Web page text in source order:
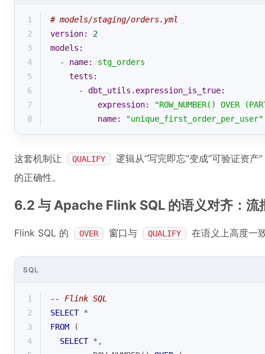
1
# models/staging/orders.yml
2
version:
2
3
models:
4
- name:
stg_orders
5
tests:
6
-
dbt_utils.expression_is_true:
7
expression:
"ROW_NUMBER() OVER
8
name: "unique_first_order_per_user"
这套机制让 QUALIFY
逻辑从“写完即忘”变成“可验证资
的正确性。
6.2 与 Apache Flink SQL 的语义对齐：流
Flink SQL 的 OVER 窗口与 QUALIFY 在语义上高度一
SQL
1
-- Flink SQL
2
SELECT *
3
FROM (
4
SELECT * ,